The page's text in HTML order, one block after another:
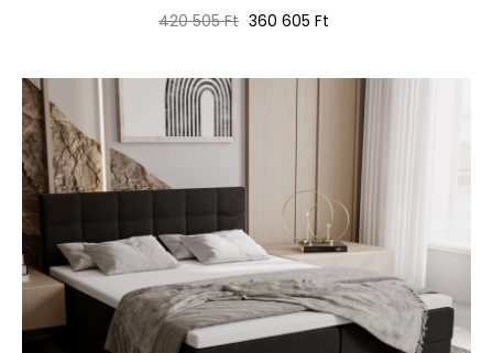
Normál
420 505 Ft Ár
360 605 Ft